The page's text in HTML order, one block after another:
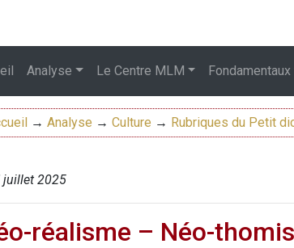
Analyse Le Centre MLM Fondamentaux
→ Analyse → Culture → Rubriques du Petit
juillet 2025
réalisme – Néo-